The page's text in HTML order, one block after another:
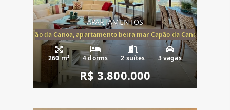
APARTAMENTOS
mar Capão da Canoa, apartamento beira mar Capão da Canoa,
260 m² 4 dorms 2 suítes 3 vagas
R$ 3.800.000